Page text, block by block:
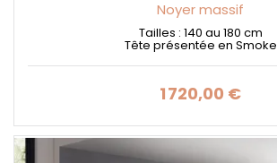
Noyer massif
Tailles : 140 au 180 cm
Tête présentée en Smoke
Prix
1 720,00 €